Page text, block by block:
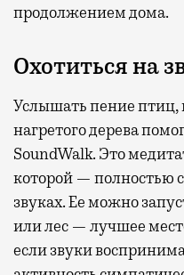
продолжением дома.
Охотиться на
Услышать пение птиц,
нагретого дерева
SoundWalk. Это
которой — полностью
звуках. Ее можно
или лес — лучшее
если звуки